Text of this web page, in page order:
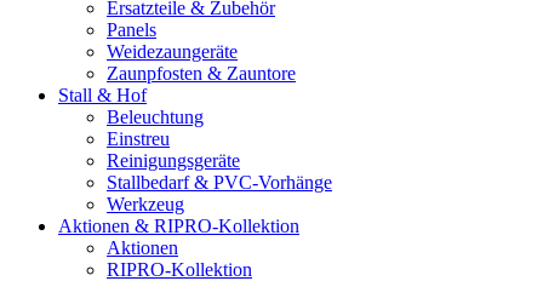
Ersatzteile & Zubehör
Panels
Weidezaungeräte
Zaunpfosten & Zauntore
Stall & Hof
Beleuchtung
Einstreu
Reinigungsgeräte
Stallbedarf & PVC-Vorhänge
Werkzeug
Aktionen & RIPRO-Kollektion
Aktionen
RIPRO-Kollektion